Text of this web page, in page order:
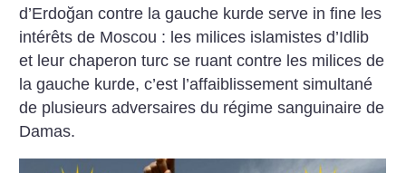
d’Erdoğan contre la gauche kurde serve in fine les
intérêts de Moscou : les milices islamistes d’Idlib
et leur chaperon turc se ruant contre les milices de
la gauche kurde, c’est l’affaiblissement simultané
de plusieurs adversaires du régime sanguinaire de
Damas.